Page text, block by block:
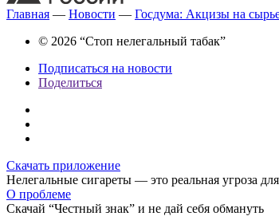
Главная — Новости — Госдума: Акцизы на
© 2026 “Стоп нелегальный табак”
Подписаться на новости
Поделиться
Скачать приложение
Нелегальные сигареты — это реальная угроза
О проблеме
Скачай “Честный знак” и не дай себя обмануть